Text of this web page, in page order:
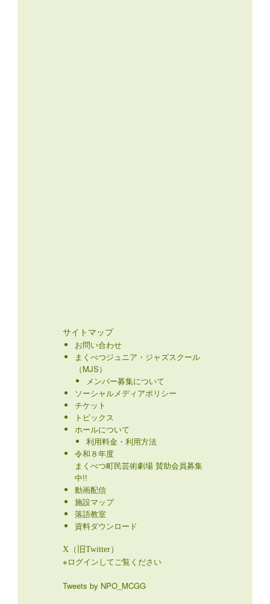
サイトマップ
お問い合わせ
まくべつジュニア・ジャズスクール
（MJS）
メンバー募集について
ソーシャルメディアポリシー
チケット
トピックス
ホールについて
利用料金・利用方法
令和８年度
まくべつ町民芸術劇場 賛助会員募集
中!!
動画配信
施設マップ
落語教室
資料ダウンロード
X（旧Twitter）
※ログインしてご覧ください
Tweets by NPO_MCGG